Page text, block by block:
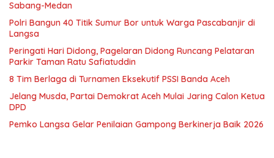
Sabang-Medan
Polri Bangun 40 Titik Sumur Bor untuk Warga Pascabanjir di
Langsa
Peringati Hari Didong, Pagelaran Didong Runcang Pelataran
Parkir Taman Ratu Safiatuddin
8 Tim Berlaga di Turnamen Eksekutif PSSI Banda Aceh
Jelang Musda, Partai Demokrat Aceh Mulai Jaring Calon Ketua
DPD
Pemko Langsa Gelar Penilaian Gampong Berkinerja Baik 2026